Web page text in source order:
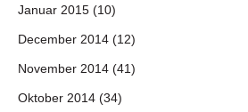
Januar 2015 (10)
December 2014 (12)
November 2014 (41)
Oktober 2014 (34)